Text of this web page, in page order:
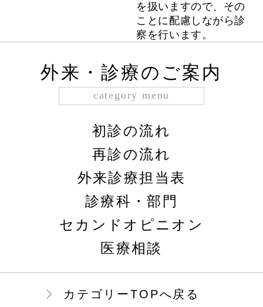
を扱いますので、その
ことに配慮しながら診
察を行います。
外来・診療のご案内
category menu
初診の流れ
再診の流れ
外来診療担当表
診療科・部門
セカンドオピニオン
医療相談
カテゴリーTOPへ戻る